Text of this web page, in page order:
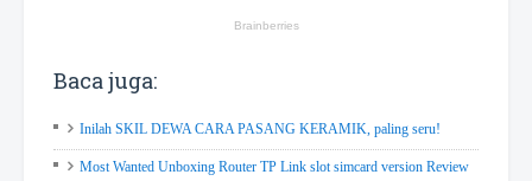
Baca juga:
Inilah SKIL DEWA CARA PASANG KERAMIK, paling seru!
Most Wanted Unboxing Router TP Link slot simcard version Review